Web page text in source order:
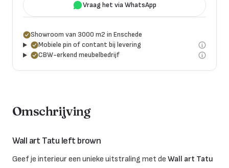
Vraag het via WhatsApp
Showroom van 3000 m2 in Enschede
Mobiele pin of contant bij levering
CBW-erkend meubelbedrijf
Omschrijving
Wall art Tatu left brown
Geef je interieur een unieke uitstraling met de Wall art Tatu